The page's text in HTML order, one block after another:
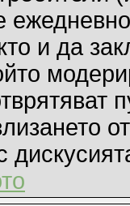
и да